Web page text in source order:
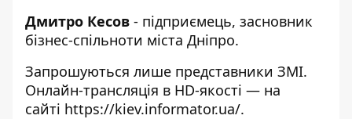
Дмитро Кесов - підприємець, засновник
бізнес-спільноти міста Дніпро.
Запрошуються лише представники ЗМІ.
Онлайн-трансляція в HD-якості — на
сайті https://kiev.informator.ua/.